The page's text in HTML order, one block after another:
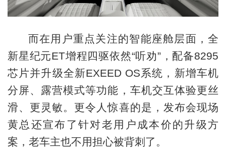
而在用户重点关注的智能座舱层面，全
新星纪元ET增程四驱依然“听劝”，配备8295
芯片并升级全新EXEED OS系统，新增车机
分屏、露营模式等功能，车机交互体验更丝
滑、更灵敏。更令人惊喜的是，发布会现场
黄总还宣布了针对老用户成本价的升级方
案，老车主也不用担心被背刺了。